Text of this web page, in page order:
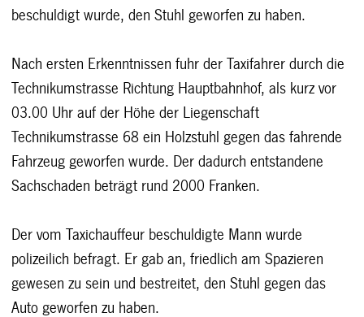
beschuldigt wurde, den Stuhl geworfen zu haben.
Nach ersten Erkenntnissen fuhr der Taxifahrer durch die
Technikumstrasse Richtung Hauptbahnhof, als kurz vor
03.00 Uhr auf der Höhe der Liegenschaft
Technikumstrasse 68 ein Holzstuhl gegen das fahrende
Fahrzeug geworfen wurde. Der dadurch entstandene
Sachschaden beträgt rund 2000 Franken.
Der vom Taxichauffeur beschuldigte Mann wurde
polizeilich befragt. Er gab an, friedlich am Spazieren
gewesen zu sein und bestreitet, den Stuhl gegen das
Auto geworfen zu haben.